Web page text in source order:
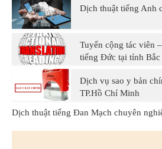
Dịch thuật tiếng Anh
Tuyển cộng tác viên
tiếng Đức tại tỉnh Bắc
Dịch vụ sao y bản
TP.Hồ Chí Minh
Dịch thuật tiếng Đan Mạch chuyên